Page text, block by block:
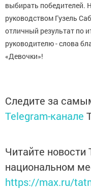
выбирать победителей.
руководством Гузель
отличный результат по
руководителю - слова
«Девочки»!
Следите за
Telegram-канале
Читайте новости
национальном
https://max.ru/